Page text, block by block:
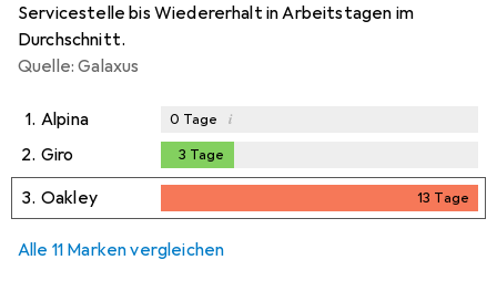
Servicestelle bis Wiedererhalt in Arbeitstagen im
Durchschnitt.
Quelle: Galaxus
1. Alpina 0 Tage i
2. Giro 3 Tage
3. Oakley 13 Tage
13Tage
Alle 11 Marken vergleichen